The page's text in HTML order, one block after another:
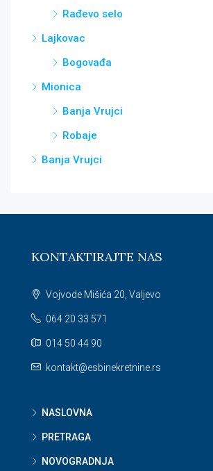
Rađevo selo
Lajkovac
Bogovađa
Mionica
Banja Vrujci
Robaje
Banja Vrujci
KONTAKTIRAJTE NAS
Vojvode Mišića 20, Valjevo
064 20 33 571
014 50 44 90
kontakt@esbinekretnine.rs
NASLOVNA
PRETRAGA
NOVOGRADNJA